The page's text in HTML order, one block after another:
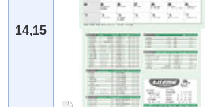
14,15